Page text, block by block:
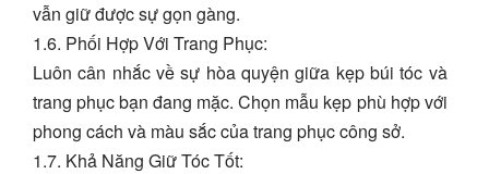
vẫn giữ được sự gọn gàng.
1.6. Phối Hợp Với Trang Phục:
Luôn cân nhắc về sự hòa quyện giữa kẹp búi tóc và
trang phục bạn đang mặc. Chọn mẫu kẹp phù hợp với
phong cách và màu sắc của trang phục công sở.
1.7. Khả Năng Giữ Tóc Tốt: